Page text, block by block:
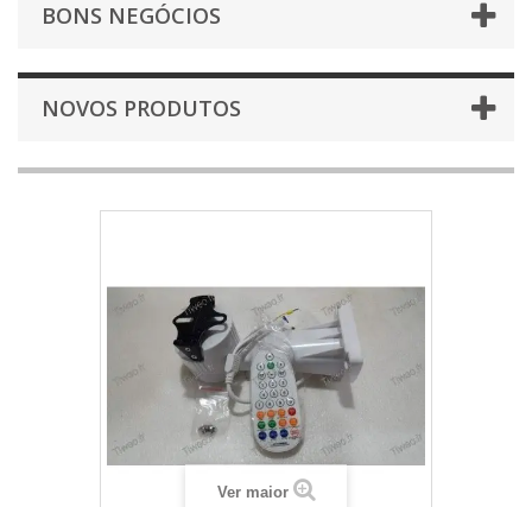
BONS NEGÓCIOS
NOVOS PRODUTOS
Ver maior